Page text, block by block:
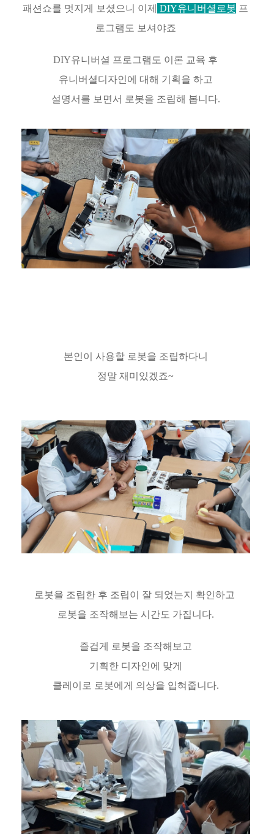
패션쇼를 멋지게 보셨으니 이제 DIY유니버셜로봇 프
로그램도 보셔야죠
DIY유니버셜 프로그램도 이론 교육 후
유니버셜디자인에 대해 기획을 하고
설명서를 보면서 로봇을 조립해 봅니다.
본인이 사용할 로봇을 조립하다니
정말 재미있겠죠~
로봇을 조립한 후 조립이 잘 되었는지 확인하고
로봇을 조작해보는 시간도 가집니다.
즐겁게 로봇을 조작해보고
기획한 디자인에 맞게
클레이로 로봇에게 의상을 입혀줍니다.